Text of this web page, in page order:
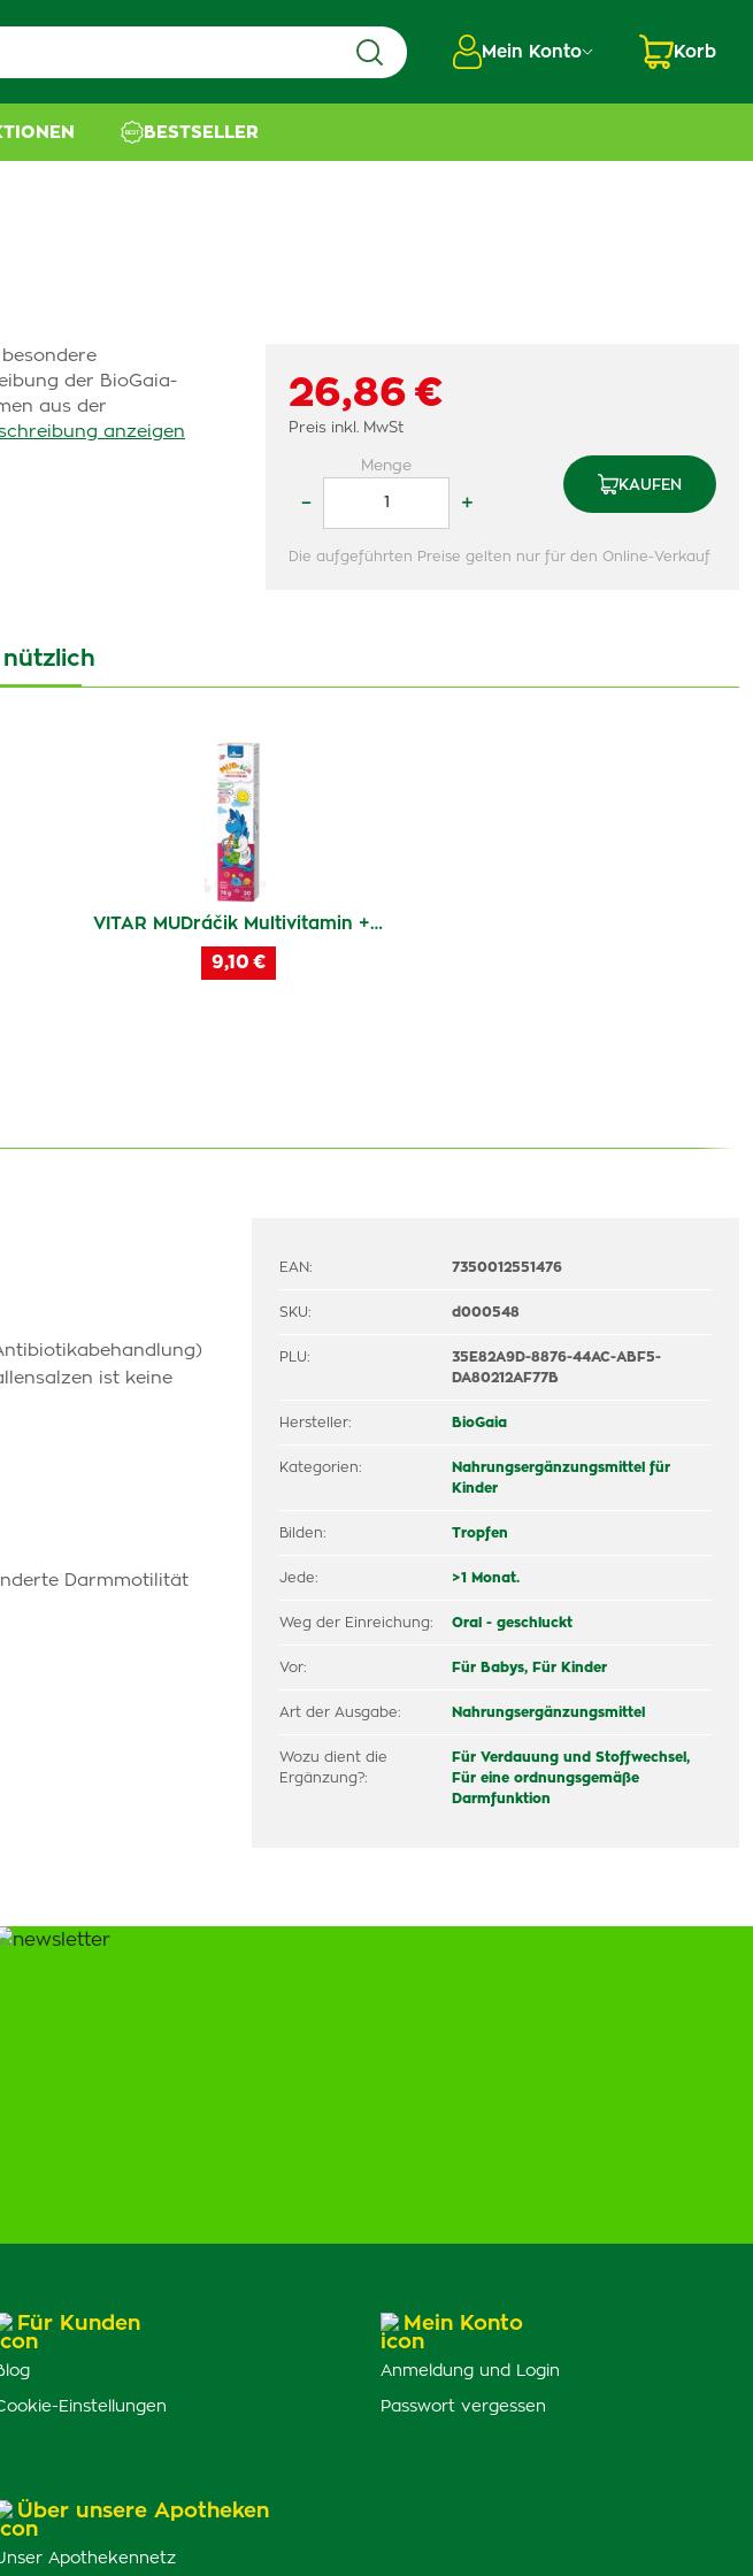
Mein Konto Korb
BESTSELLER
der BioGaia-
aus der
anzeigen
26,86 €
Preis inkl. MwSt
Menge
– +
KAUFEN
Die aufgeführten Preise gelten nur für den Online-Verkauf
nützlich
VITAR MUDráčik Multivitamin +…
9,10 €
ist keine
Darmmotilität
EAN: 7350012551476
SKU: d000548
PLU:
35E82A9D-8876-44AC-ABF5-
DA80212AF77B
Hersteller: BioGaia
Kategorien:
Nahrungsergänzungsmittel für
Kinder
Bilden: Tropfen
Jede: >1 Monat.
Weg der Einreichung: Oral - geschluckt
Vor: Für Babys, Für Kinder
Art der Ausgabe: Nahrungsergänzungsmittel
Wozu dient die
Ergänzung?:
Für Verdauung und Stoffwechsel,
Für eine ordnungsgemäße
Darmfunktion
Für Kunden
Einstellungen
Über unsere Apotheken
Apothekennetz
Mein Konto
Anmeldung und Login
Passwort vergessen